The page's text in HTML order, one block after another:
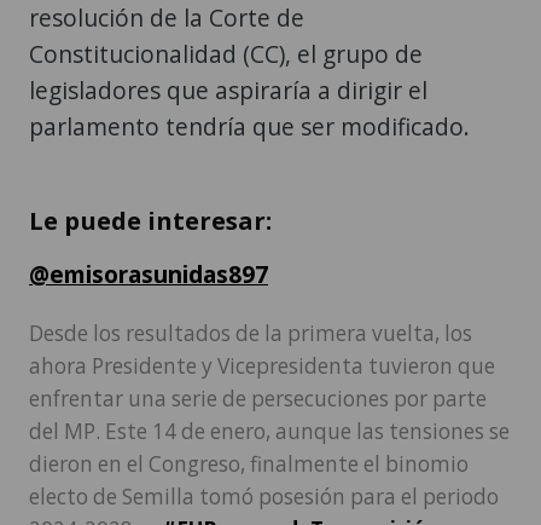
resolución de la Corte de
Constitucionalidad (CC), el grupo de
legisladores que aspiraría a dirigir el
parlamento tendría que ser modificado.
Le puede interesar:
@emisorasunidas897
Desde los resultados de la primera vuelta, los
ahora Presidente y Vicepresidenta tuvieron que
enfrentar una serie de persecuciones por parte
del MP. Este 14 de enero, aunque las tensiones se
dieron en el Congreso, finalmente el binomio
electo de Semilla tomó posesión para el periodo